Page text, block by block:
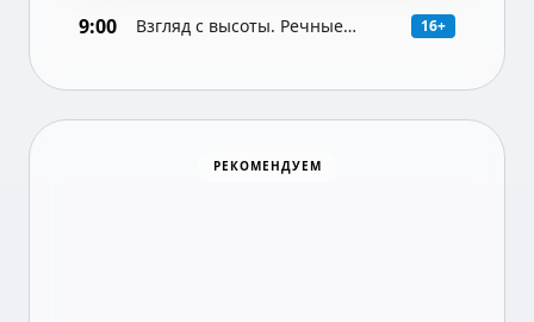
9:00
Взгляд с высоты. Речные
16+
РЕКОМЕНДУЕМ
Хоккей